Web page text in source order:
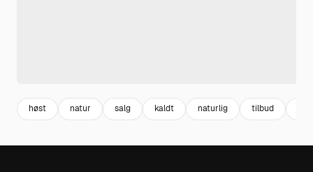
høst natur salg kaldt naturlig tilbud